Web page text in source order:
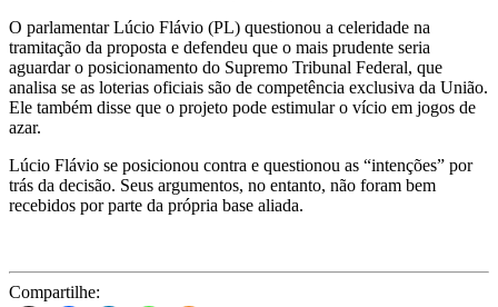
O parlamentar Lúcio Flávio (PL) questionou a celeridade na
tramitação da proposta e defendeu que o mais prudente seria
aguardar o posicionamento do Supremo Tribunal Federal, que
analisa se as loterias oficiais são de competência exclusiva da União.
Ele também disse que o projeto pode estimular o vício em jogos de
azar.
Lúcio Flávio se posicionou contra e questionou as “intenções” por
trás da decisão. Seus argumentos, no entanto, não foram bem
recebidos por parte da própria base aliada.
Compartilhe: